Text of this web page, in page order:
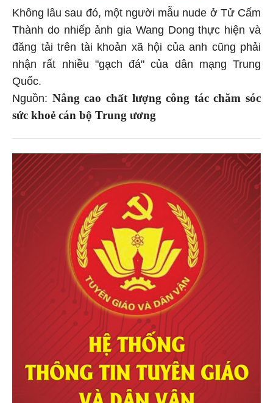
Không lâu sau đó, một người mẫu nude ở Tử Cấm
Thành do nhiếp ảnh gia Wang Dong thực hiện và
đăng tải trên tài khoản xã hội của anh cũng phải
nhận rất nhiều "gạch đá" của dân mạng Trung
Quốc.
Nguồn: Nâng cao chất lượng công tác chăm sóc
sức khoẻ cán bộ Trung ương